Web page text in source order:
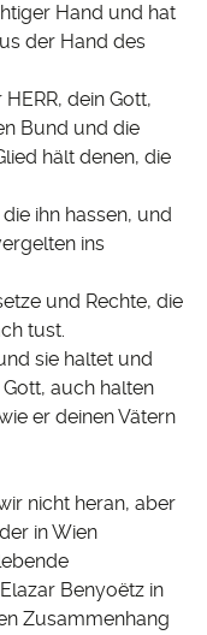
Hand und hat
der Hand des
dein Gott,
Bund und die
hält denen, die
ihn hassen, und
ins
und Rechte, die
tust.
sie haltet und
auch halten
er deinen Vätern
nicht heran, aber
in Wien
Benyoëtz in
Zusammenhang